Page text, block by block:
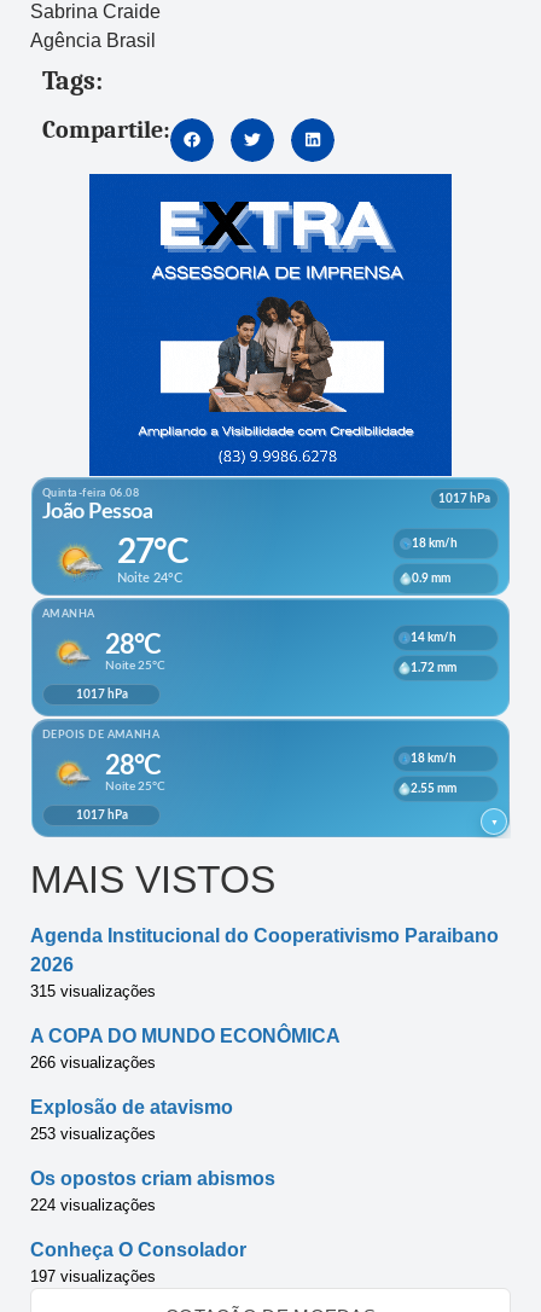
Sabrina Craide
Agência Brasil
Tags:
Compartile:
MAIS VISTOS
Agenda Institucional do Cooperativismo Paraibano
2026
315 visualizações
A COPA DO MUNDO ECONÔMICA
266 visualizações
Explosão de atavismo
253 visualizações
Os opostos criam abismos
224 visualizações
Conheça O Consolador
197 visualizações